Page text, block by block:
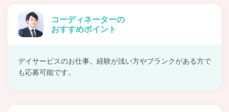
コーディネーターの
おすすめポイント
デイサービスのお仕事。経験が浅い方やブランクがある方で
も応募可能です。